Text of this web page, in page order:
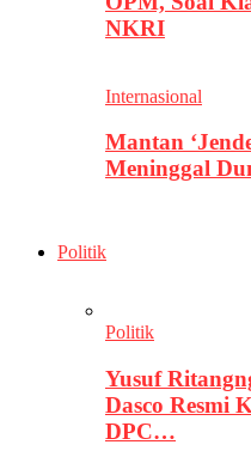
NKRI
Internasional
Mantan
Meninggal
Politik
Politik
Yusuf
Dasco Resmi
DPC…